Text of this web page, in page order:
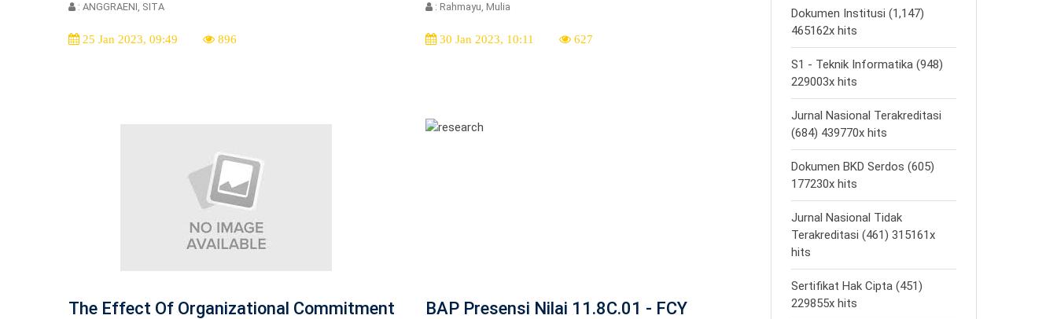
: ANGGRAENI, SITA
25 Jan 2023, 09:49 896
: Rahmayu, Mulia
30 Jan 2023, 10:11 627
The Effect Of Organizational Commitment
BAP Presensi Nilai 11.8C.01 - FCY
Dokumen Institusi (1,147)
465162x hits
S1 - Teknik Informatika (948)
229003x hits
Jurnal Nasional Terakreditasi
(684) 439770x hits
Dokumen BKD Serdos (605)
177230x hits
Jurnal Nasional Tidak
Terakreditasi (461) 315161x
hits
Sertifikat Hak Cipta (451)
229855x hits